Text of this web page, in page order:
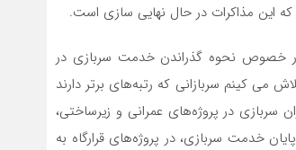
این مذاکرات در حال نهایی سازی است.
در خصوص نحوه گذراندن خدمت سربازی در
می کینم سربازانی که رتبه‌های برتر دارند
سربازی در پروژه‌های عمرانی و زیرساختی،
خدمت سربازی، در پروژه‌های قرارگاه به